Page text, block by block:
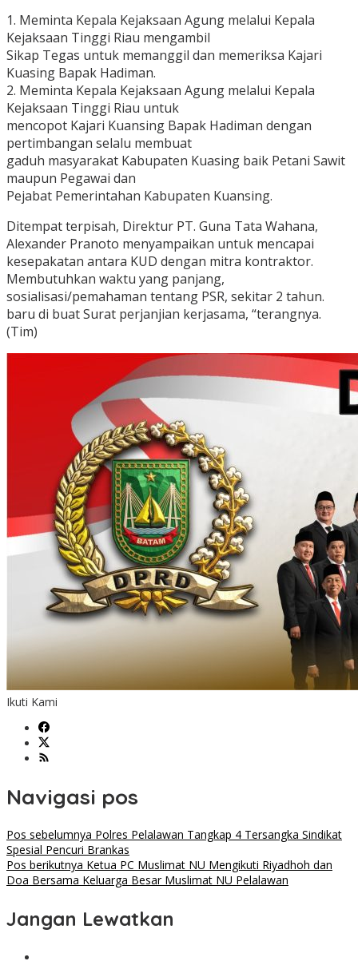
1. Meminta Kepala Kejaksaan Agung melalui Kepala
Kejaksaan Tinggi Riau mengambil
Sikap Tegas untuk memanggil dan memeriksa Kajari
Kuasing Bapak Hadiman.
2. Meminta Kepala Kejaksaan Agung melalui Kepala
Kejaksaan Tinggi Riau untuk
mencopot Kajari Kuansing Bapak Hadiman dengan
pertimbangan selalu membuat
gaduh masyarakat Kabupaten Kuasing baik Petani Sawit
maupun Pegawai dan
Pejabat Pemerintahan Kabupaten Kuansing.
Ditempat terpisah, Direktur PT. Guna Tata Wahana,
Alexander Pranoto menyampaikan untuk mencapai
kesepakatan antara KUD dengan mitra kontraktor.
Membutuhkan waktu yang panjang,
sosialisasi/pemahaman tentang PSR, sekitar 2 tahun.
baru di buat Surat perjanjian kerjasama, “terangnya.
(Tim)
Ikuti Kami
Navigasi pos
Pos sebelumnya Polres Pelalawan Tangkap 4 Tersangka Sindikat
Spesial Pencuri Brankas
Pos berikutnya Ketua PC Muslimat NU Mengikuti Riyadhoh dan
Doa Bersama Keluarga Besar Muslimat NU Pelalawan
Jangan Lewatkan